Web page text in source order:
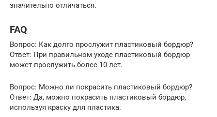
значительно отличаться.
FAQ
Вопрос: Как долго прослужит пластиковый бордюр?
Ответ: При правильном уходе пластиковый бордюр
может прослужить более 10 лет.
Вопрос: Можно ли покрасить пластиковый бордюр?
Ответ: Да, можно покрасить пластиковый бордюр,
используя краску для пластика.